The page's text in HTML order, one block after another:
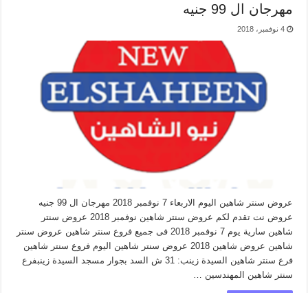
مهرجان ال 99 جنيه
4 نوفمبر، 2018
عروض سنتر شاهين اليوم الاربعاء 7 نوفمبر 2018 مهرجان ال 99 جنيه
عروض نت تقدم لكم عروض سنتر شاهين نوفمبر 2018 عروض سنتر
شاهين سارية يوم 7 نوفمبر 2018 فى جميع فروع سنتر شاهين عروض سنتر
شاهين عروض شاهين 2018 عروض سنتر شاهين اليوم فروع سنتر شاهين
فرع سنتر شاهين السيدة زينب: 31 ش السد بجوار مسجد السيدة زينبفرع
سنتر شاهين المهندسين …